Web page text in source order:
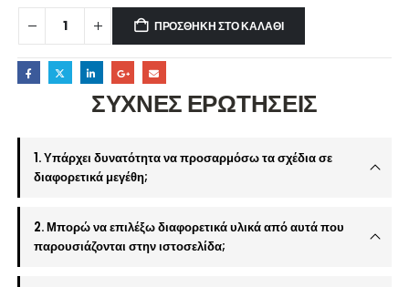
ΠΡΟΣΘΉΚΗ ΣΤΟ ΚΑΛΆΘΙ
ΣΥΧΝΕΣ ΕΡΩΤΗΣΕΙΣ
1. Υπάρχει δυνατότητα να προσαρμόσω τα σχέδια σε
διαφορετικά μεγέθη;
2. Μπορώ να επιλέξω διαφορετικά υλικά από αυτά που
παρουσιάζονται στην ιστοσελίδα;